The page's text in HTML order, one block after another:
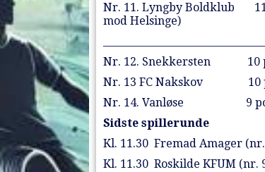
Nr. 11. Lyngby Boldklub 11
mod Helsinge)
Nr. 12. Snekkersten 10
Nr. 13 FC Nakskov 10
Nr. 14. Vanløse 9
Sidste spillerunde
Kl. 11.30 Fremad Amager
Kl. 11.30 Roskilde KFUM (nr.